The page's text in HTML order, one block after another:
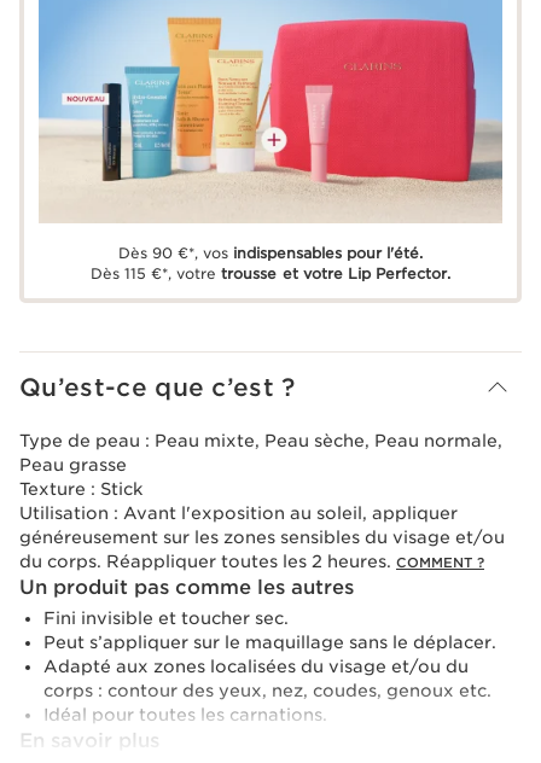
Dès 90 €*, vos indispensables pour l'été.
Dès 115 €*, votre trousse et votre Lip Perfector.
Qu’est-ce que c’est ?
Type de peau : Peau mixte, Peau sèche, Peau normale,
Peau grasse
Texture : Stick
Utilisation : Avant l'exposition au soleil, appliquer
généreusement sur les zones sensibles du visage et/ou
du corps. Réappliquer toutes les 2 heures. COMMENT ?
Un produit pas comme les autres
Fini invisible et toucher sec.
Peut s’appliquer sur le maquillage sans le déplacer.
Adapté aux zones localisées du visage et/ou du
corps : contour des yeux, nez, coudes, genoux etc.
Idéal pour toutes les carnations.
En savoir plus